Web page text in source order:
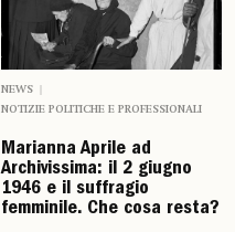
NEWS
NOTIZIE POLITICHE E PROFESSIONALI
Marianna Aprile ad
Archivissima: il 2 giugno
1946 e il suffragio
femminile. Che cosa resta?